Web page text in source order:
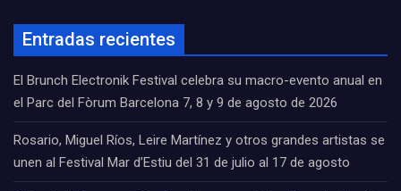
Entradas recientes
El Brunch Electronik Festival celebra su macro-evento anual en
el Parc del Fòrum Barcelona 7, 8 y 9 de agosto de 2026
Rosario, Miguel Ríos, Leire Martínez y otros grandes artistas se
unen al Festival Mar d’Estiu del 31 de julio al 17 de agosto